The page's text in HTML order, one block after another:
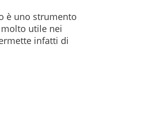
è uno strumento
utile nei
infatti di